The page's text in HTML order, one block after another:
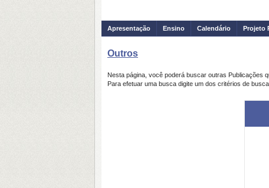
Apresentação Ensino Calendário Projeto
Outros
Nesta página, você poderá buscar outras Publicações
Para efetuar uma busca digite um dos critérios de